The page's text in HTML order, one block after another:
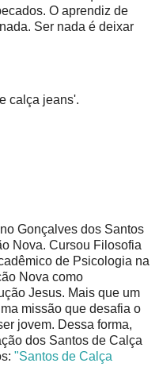
O aprendiz de
Ser nada é deixar
calça jeans'.
Gonçalves dos Santos
Nova. Cursou Filosofia
de Psicologia na
Nova como
Jesus. Mais que um
missão que desafia o
jovem. Dessa forma,
dos Santos de Calça
"Santos de Calça